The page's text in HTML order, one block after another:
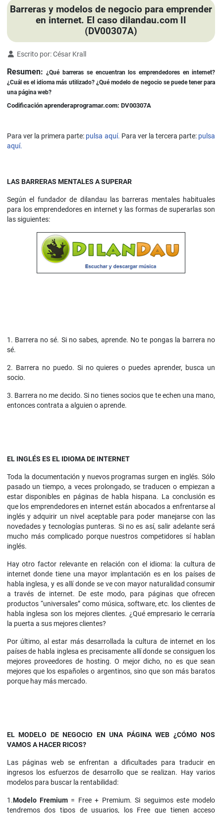
Barreras y modelos de negocio para emprender
en internet. El caso dilandau.com II
(DV00307A)
Detalles
Escrito por:César Krall
Resumen:¿Qué barreras se encuentran los emprendedores en internet?
¿Cuál es el idioma más utilizado? ¿Qué modelo de negocio se puede tener para
una página web?
Codificación aprenderaprogramar.com: DV00307A
Para ver la primera parte: pulsa aquí. Para ver la tercera parte: pulsa
aquí.
LAS BARRERAS MENTALES A SUPERAR
Según el fundador de dilandau las barreras mentales habituales
para los emprendedores en internet y las formas de superarlas son
las siguientes:
1. Barrera no sé. Si no sabes, aprende. No te pongas la barrera no
sé.
2. Barrera no puedo. Si no quieres o puedes aprender, busca un
socio.
3. Barrera no me decido. Si no tienes socios que te echen una mano,
entonces contrata a alguien o aprende.
EL INGLÉS ES EL IDIOMA DE INTERNET
Toda la documentación y nuevos programas surgen en inglés. Sólo
pasado un tiempo, a veces prolongado, se traducen o empiezan a
estar disponibles en páginas de habla hispana. La conclusión es
que los emprendedores en internet están abocados a enfrentarse al
inglés y adquirir un nivel aceptable para poder manejarse con las
novedades y tecnologías punteras. Si no es así, salir adelante será
mucho más complicado porque nuestros competidores sí hablan
inglés.
Hay otro factor relevante en relación con el idioma: la cultura de
internet donde tiene una mayor implantación es en los países de
habla inglesa, y es allí donde se ve con mayor naturalidad consumir
a través de internet. De este modo, para páginas que ofrecen
productos “universales” como música, software, etc. los clientes de
habla inglesa son los mejores clientes. ¿Qué empresario le cerraría
la puerta a sus mejores clientes?
Por último, al estar más desarrollada la cultura de internet en los
países de habla inglesa es precisamente allí donde se consiguen los
mejores proveedores de hosting. O mejor dicho, no es que sean
mejores que los españoles o argentinos, sino que son más baratos
porque hay más mercado.
EL MODELO DE NEGOCIO EN UNA PÁGINA WEB ¿CÓMO NOS
VAMOS A HACER RICOS?
Las páginas web se enfrentan a dificultades para traducir en
ingresos los esfuerzos de desarrollo que se realizan. Hay varios
modelos para buscar la rentabilidad:
1.Modelo Fremium = Free + Premium. Si seguimos este modelo
tendremos dos tipos de usuarios, los Free que tienen acceso